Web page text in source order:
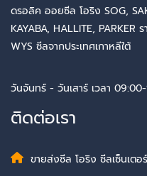
ดรอลิค ออยซีล โอริง SOG,
KAYABA, HALLITE, PARKER
WYS ซีลจากประเทศเกาหลีใต้
วันจันทร์ - วันเสาร์ เวลา
ติดต่อเรา
ขายส่งซีล โอริง ซีลเซ็นเตอร์